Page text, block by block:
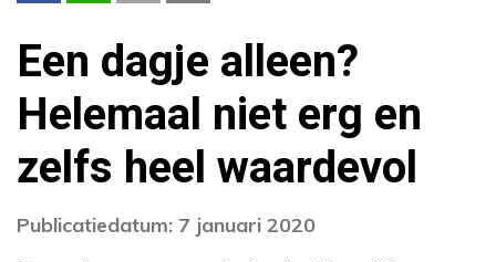
Een dagje alleen?
Helemaal niet erg en
zelfs heel waardevol
Publicatiedatum: 7 januari 2020